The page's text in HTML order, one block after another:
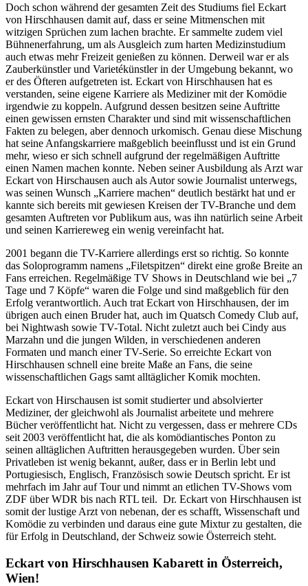
Doch schon während der gesamten Zeit des Studiums fiel Eckart
von Hirschhausen damit auf, dass er seine Mitmenschen mit
witzigen Sprüchen zum lachen brachte. Er sammelte zudem viel
Bühnenerfahrung, um als Ausgleich zum harten Medizinstudium
auch etwas mehr Freizeit genießen zu können. Derweil war er als
Zauberkünstler und Varietékünstler in der Umgebung bekannt, wo
er des Öfteren aufgetreten ist. Eckart von Hirschhausen hat es
verstanden, seine eigene Karriere als Mediziner mit der Komödie
irgendwie zu koppeln. Aufgrund dessen besitzen seine Auftritte
einen gewissen ernsten Charakter und sind mit wissenschaftlichen
Fakten zu belegen, aber dennoch urkomisch. Genau diese Mischung
hat seine Anfangskarriere maßgeblich beeinflusst und ist ein Grund
mehr, wieso er sich schnell aufgrund der regelmäßigen Auftritte
einen Namen machen konnte. Neben seiner Ausbildung als Arzt war
Eckart von Hirschausen auch als Autor sowie Journalist unterwegs,
was seinen Wunsch „Karriere machen“ deutlich bestärkt hat und er
kannte sich bereits mit gewiesen Kreisen der TV-Branche und dem
gesamten Auftreten vor Publikum aus, was ihn natürlich seine Arbeit
und seinen Karriereweg ein wenig vereinfacht hat.
2001 begann die TV-Karriere allerdings erst so richtig. So konnte
das Soloprogramm namens „Filetspitzen“ direkt eine große Breite an
Fans erreichen. Regelmäßige TV Shows in Deutschland wie bei „7
Tage und 7 Köpfe“ waren die Folge und sind maßgeblich für den
Erfolg verantwortlich. Auch trat Eckart von Hirschhausen, der im
übrigen auch einen Bruder hat, auch im Quatsch Comedy Club auf,
bei Nightwash sowie TV-Total. Nicht zuletzt auch bei Cindy aus
Marzahn und die jungen Wilden, in verschiedenen anderen
Formaten und manch einer TV-Serie. So erreichte Eckart von
Hirschhausen schnell eine breite Maße an Fans, die seine
wissenschaftlichen Gags samt alltäglicher Komik mochten.
Eckart von Hirschausen ist somit studierter und absolvierter
Mediziner, der gleichwohl als Journalist arbeitete und mehrere
Bücher veröffentlicht hat. Nicht zu vergessen, dass er mehrere CDs
seit 2003 veröffentlicht hat, die als komödiantisches Ponton zu
seinen alltäglichen Auftritten herausgegeben wurden. Über sein
Privatleben ist wenig bekannt, außer, dass er in Berlin lebt und
Portugiesisch, Englisch, Französisch sowie Deutsch spricht. Er ist
mehrfach im Jahr auf Tour und nimmt an etlichen TV-Shows vom
ZDF über WDR bis nach RTL teil. Dr. Eckart von Hirschhausen ist
somit der lustige Arzt von nebenan, der es schafft, Wissenschaft und
Komödie zu verbinden und daraus eine gute Mixtur zu gestalten, die
für Erfolg in Deutschland, der Schweiz sowie Österreich steht.
Eckart von Hirschhausen Kabarett in Österreich,
Wien!